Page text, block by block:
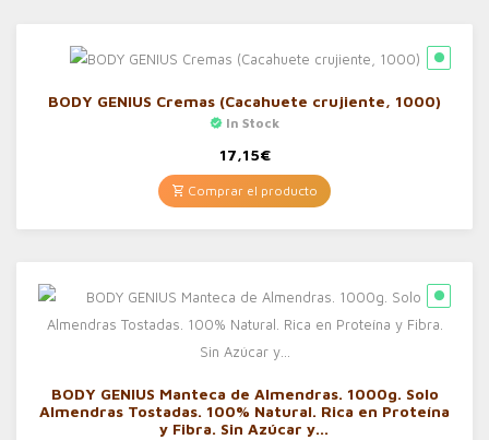
BODY GENIUS Cremas (Cacahuete crujiente, 1000)
In Stock
17,15€
Comprar el producto
BODY GENIUS Manteca de Almendras. 1000g. Solo
Almendras Tostadas. 100% Natural. Rica en Proteína
y Fibra. Sin Azúcar y…